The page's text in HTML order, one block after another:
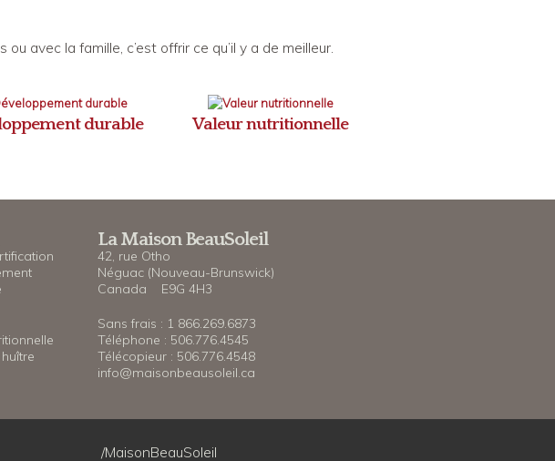
avec la famille, c’est offrir ce qu’il y a de meilleur.
durable Valeur nutritionnelle
La Maison BeauSoleil
42, rue Otho
Néguac (Nouveau-Brunswick)
Canada E9G 4H3
Sans frais : 1 866.269.6873
Téléphone : 506.776.4545
Télécopieur : 506.776.4548
info@maisonbeausoleil.ca
/MaisonBeauSoleil